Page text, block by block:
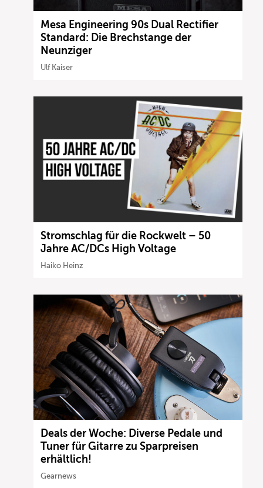
Mesa Engineering 90s Dual Rectifier
Standard: Die Brechstange der
Neunziger
Ulf Kaiser
Stromschlag für die Rockwelt – 50
Jahre AC/DCs High Voltage
Haiko Heinz
Deals der Woche: Diverse Pedale und
Tuner für Gitarre zu Sparpreisen
erhältlich!
Gearnews